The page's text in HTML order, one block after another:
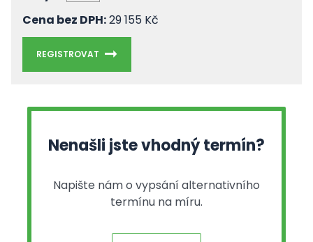
Cena bez DPH:29 155 Kč
REGISTROVAT
Nenašli jste vhodný termín?
Napište nám o vypsání alternativního
termínu na míru.